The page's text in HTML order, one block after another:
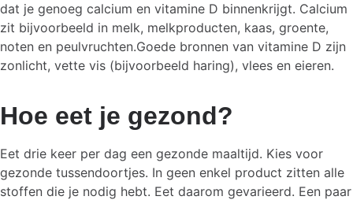
dat je genoeg calcium en vitamine D binnenkrijgt. Calcium
zit bijvoorbeeld in melk, melkproducten, kaas, groente,
noten en peulvruchten.Goede bronnen van vitamine D zijn
zonlicht, vette vis (bijvoorbeeld haring), vlees en eieren.
Hoe eet je gezond?
Eet drie keer per dag een gezonde maaltijd. Kies voor
gezonde tussendoortjes. In geen enkel product zitten alle
stoffen die je nodig hebt. Eet daarom gevarieerd. Een paar